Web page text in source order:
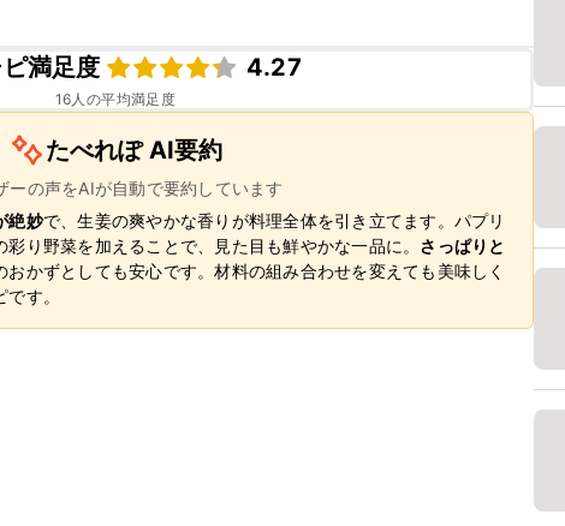
満足度
4.27
16人の平均満足度
たべれぽ AI要約
ーの声をAIが自動で要約しています
絶妙で、生姜の爽やかな香りが料理全体を引き立てます。パプリ
り野菜を加えることで、見た目も鮮やかな一品に。 さっぱりと
かずとしても安心です。材料の組み合わせを変えても美味しく
す。